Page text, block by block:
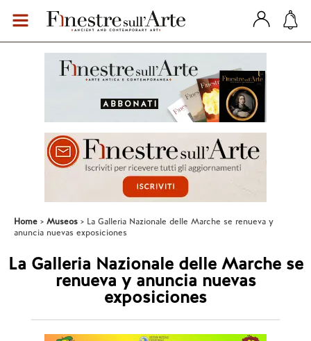
Home Museos
La Galleria Nazionale delle Marche se renueva y
anuncia nuevas exposiciones
La Galleria Nazionale delle Marche se
renueva y anuncia nuevas
exposiciones